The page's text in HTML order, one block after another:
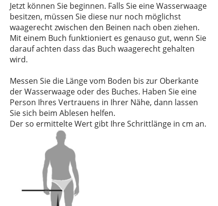
Jetzt können Sie beginnen. Falls Sie eine Wasserwaage
besitzen, müssen Sie diese nur noch möglichst
waagerecht zwischen den Beinen nach oben ziehen.
Mit einem Buch funktioniert es genauso gut, wenn Sie
darauf achten dass das Buch waagerecht gehalten
wird.
Messen Sie die Länge vom Boden bis zur Oberkante
der Wasserwaage oder des Buches. Haben Sie eine
Person Ihres Vertrauens in Ihrer Nähe, dann lassen
Sie sich beim Ablesen helfen.
Der so ermittelte Wert gibt Ihre Schrittlänge in cm an.